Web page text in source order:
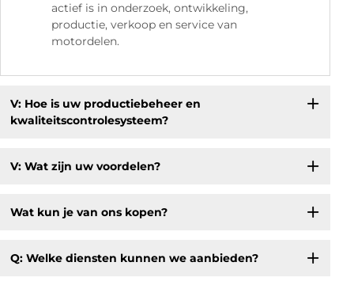
actief is in onderzoek, ontwikkeling,
productie, verkoop en service van
motordelen.
V: Hoe is uw productiebeheer en
kwaliteitscontrolesysteem?
V: Wat zijn uw voordelen?
Wat kun je van ons kopen?
Q: Welke diensten kunnen we aanbieden?